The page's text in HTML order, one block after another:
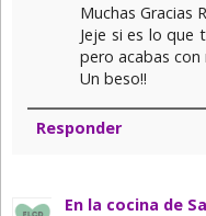
Muchas Gracias
Jeje si es lo que
pero acabas con
Un beso!!
Responder
En la cocina de